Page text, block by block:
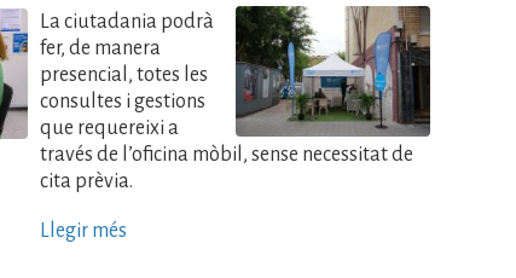
La ciutadania podrà
fer, de manera
presencial, totes les
consultes i gestions
que requereixi a
través de l’oficina mòbil, sense necessitat de
cita prèvia.
Llegir més